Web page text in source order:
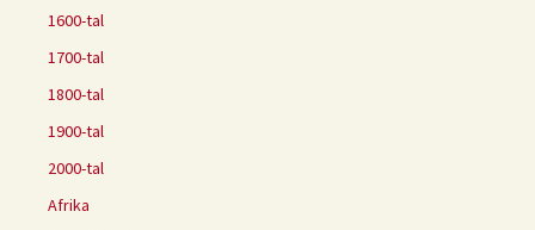
1600-tal
1700-tal
1800-tal
1900-tal
2000-tal
Afrika